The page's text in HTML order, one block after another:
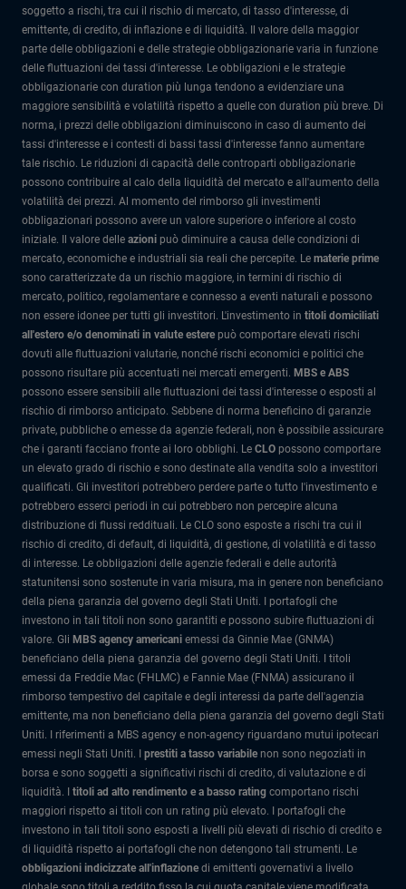
soggetto a rischi, tra cui il rischio di mercato, di tasso d'interesse, di
emittente, di credito, di inflazione e di liquidità. Il valore della maggior
parte delle obbligazioni e delle strategie obbligazionarie varia in funzione
delle fluttuazioni dei tassi d'interesse. Le obbligazioni e le strategie
obbligazionarie con duration più lunga tendono a evidenziare una
maggiore sensibilità e volatilità rispetto a quelle con duration più breve. Di
norma, i prezzi delle obbligazioni diminuiscono in caso di aumento dei
tassi d'interesse e i contesti di bassi tassi d'interesse fanno aumentare
tale rischio. Le riduzioni di capacità delle controparti obbligazionarie
possono contribuire al calo della liquidità del mercato e all'aumento della
volatilità dei prezzi. Al momento del rimborso gli investimenti
obbligazionari possono avere un valore superiore o inferiore al costo
iniziale. Il valore delle azioni può diminuire a causa delle condizioni di
mercato, economiche e industriali sia reali che percepite. Le materie prime
sono caratterizzate da un rischio maggiore, in termini di rischio di
mercato, politico, regolamentare e connesso a eventi naturali e possono
non essere idonee per tutti gli investitori. L'investimento in titoli domiciliati
all'estero e/o denominati in valute estere può comportare elevati rischi
dovuti alle fluttuazioni valutarie, nonché rischi economici e politici che
possono risultare più accentuati nei mercati emergenti. MBS e ABS
possono essere sensibili alle fluttuazioni dei tassi d'interesse o esposti al
rischio di rimborso anticipato. Sebbene di norma beneficino di garanzie
private, pubbliche o emesse da agenzie federali, non è possibile assicurare
che i garanti facciano fronte ai loro obblighi. Le CLO possono comportare
un elevato grado di rischio e sono destinate alla vendita solo a investitori
qualificati. Gli investitori potrebbero perdere parte o tutto l'investimento e
potrebbero esserci periodi in cui potrebbero non percepire alcuna
distribuzione di flussi reddituali. Le CLO sono esposte a rischi tra cui il
rischio di credito, di default, di liquidità, di gestione, di volatilità e di tasso
di interesse. Le obbligazioni delle agenzie federali e delle autorità
statunitensi sono sostenute in varia misura, ma in genere non beneficiano
della piena garanzia del governo degli Stati Uniti. I portafogli che
investono in tali titoli non sono garantiti e possono subire fluttuazioni di
valore. Gli MBS agency americani emessi da Ginnie Mae (GNMA)
beneficiano della piena garanzia del governo degli Stati Uniti. I titoli
emessi da Freddie Mac (FHLMC) e Fannie Mae (FNMA) assicurano il
rimborso tempestivo del capitale e degli interessi da parte dell'agenzia
emittente, ma non beneficiano della piena garanzia del governo degli Stati
Uniti. I riferimenti a MBS agency e non-agency riguardano mutui ipotecari
emessi negli Stati Uniti. I prestiti a tasso variabile non sono negoziati in
borsa e sono soggetti a significativi rischi di credito, di valutazione e di
liquidità. I titoli ad alto rendimento e a basso rating comportano rischi
maggiori rispetto ai titoli con un rating più elevato. I portafogli che
investono in tali titoli sono esposti a livelli più elevati di rischio di credito e
di liquidità rispetto ai portafogli che non detengono tali strumenti. Le
obbligazioni indicizzate all'inflazione di emittenti governativi a livello